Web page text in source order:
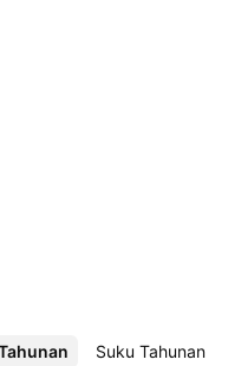
Suku Tahunan
Lebih